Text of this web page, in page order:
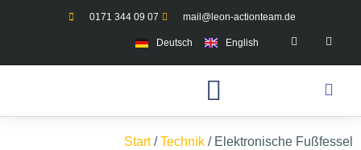
0171 344 09 07 mail@leon-actionteam.de
Deutsch English
Start/Technik / Elektronische Fußfessel